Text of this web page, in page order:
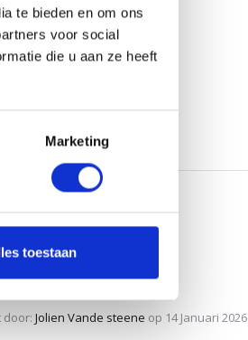
te bieden en om ons
voor social
die u aan ze heeft
Marketing
toestaan
door:Jolien Vande steene op 14 Januari 2026